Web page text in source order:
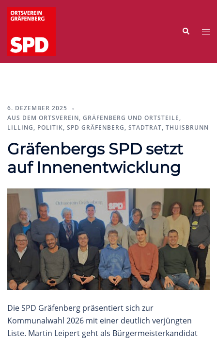
Zum
Inhalt
Suche
6. DEZEMBER 2025
AUS DEM ORTSVEREIN, GRÄFENBERG UND ORTSTEILE,
LILLING, POLITIK, SPD GRÄFENBERG, STADTRAT, THUISBRUNN
Gräfenbergs SPD setzt
auf Innenentwicklung
Die SPD Gräfenberg präsentiert sich zur
Kommunalwahl 2026 mit einer deutlich verjüngten
Liste. Martin Leipert geht als Bürgermeisterkandidat